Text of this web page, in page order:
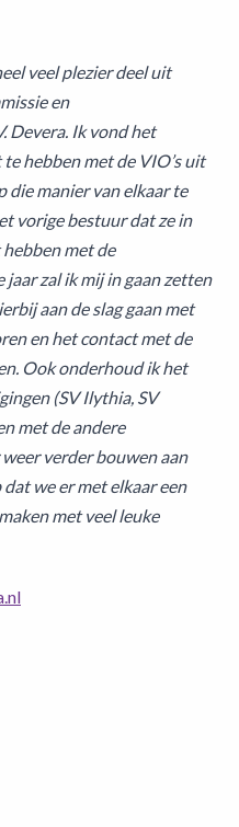
veel plezier deel uit
en
Devera. Ik vond het
hebben met de VIO’s uit
die manier van elkaar te
vorige bestuur dat ze in
met de
zal ik mij in gaan zetten
aan de slag gaan met
en het contact met de
Ook onderhoud ik het
(SV Ilythia, SV
met de andere
verder bouwen aan
we er met elkaar een
met veel leuke